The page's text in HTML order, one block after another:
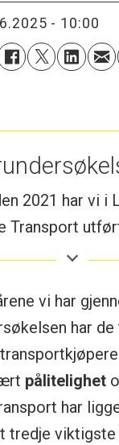
- 10:00
2021 har vi i
Transport
der vi
har hatt
i
blant
vi har
har
pålitelighet
har
tredje